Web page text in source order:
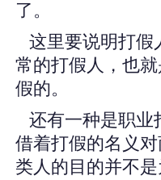
了。
这里要说明打假
常的打假人，也
假的。
还有一种是职业
借着打假的名义
类人的目的并不